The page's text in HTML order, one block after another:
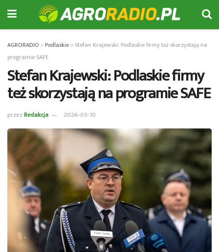
AGRORADIO >Podlaskie > Stefan Krajewski: Podlaskie firmy też skorzystają na
programie SAFE
Stefan Krajewski: Podlaskie firmy
też skorzystają na programie SAFE
przezRedakcja 2026-05-10